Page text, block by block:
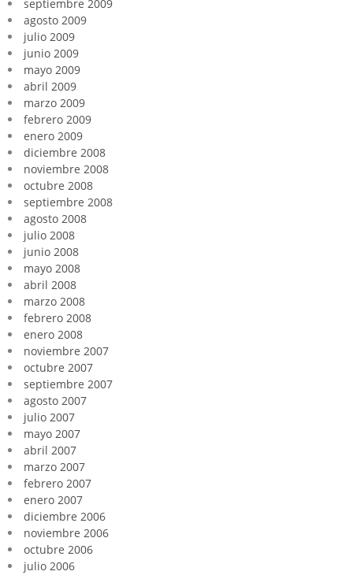
septiembre 2009
agosto 2009
julio 2009
junio 2009
mayo 2009
abril 2009
marzo 2009
febrero 2009
enero 2009
diciembre 2008
noviembre 2008
octubre 2008
septiembre 2008
agosto 2008
julio 2008
junio 2008
mayo 2008
abril 2008
marzo 2008
febrero 2008
enero 2008
noviembre 2007
octubre 2007
septiembre 2007
agosto 2007
julio 2007
mayo 2007
abril 2007
marzo 2007
febrero 2007
enero 2007
diciembre 2006
noviembre 2006
octubre 2006
julio 2006